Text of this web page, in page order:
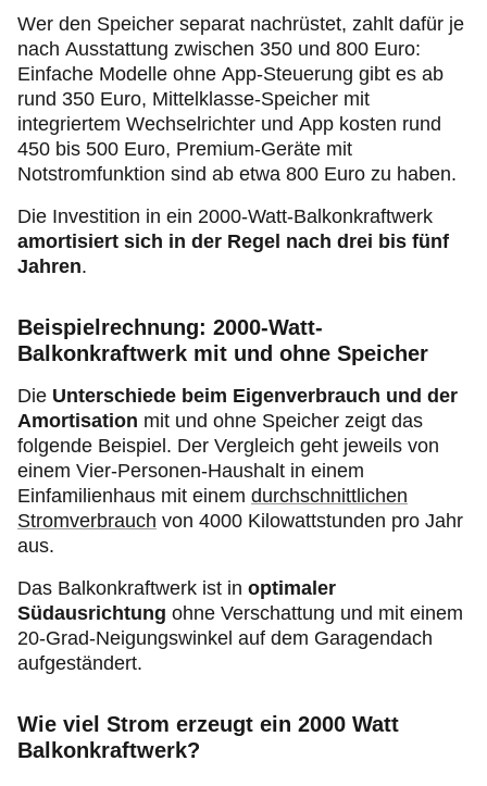
Wer den Speicher separat nachrüstet, zahlt dafür je
nach Ausstattung zwischen 350 und 800 Euro:
Einfache Modelle ohne App-Steuerung gibt es ab
rund 350 Euro, Mittelklasse-Speicher mit
integriertem Wechselrichter und App kosten rund
450 bis 500 Euro, Premium-Geräte mit
Notstromfunktion sind ab etwa 800 Euro zu haben.
Die Investition in ein 2000-Watt-Balkonkraftwerk
amortisiert sich in der Regel nach drei bis fünf
Jahren.
Beispielrechnung: 2000-Watt-
Balkonkraftwerk mit und ohne Speicher
Die Unterschiede beim Eigenverbrauch und der
Amortisation mit und ohne Speicher zeigt das
folgende Beispiel. Der Vergleich geht jeweils von
einem Vier-Personen-Haushalt in einem
Einfamilienhaus mit einem durchschnittlichen
Stromverbrauch von 4000 Kilowattstunden pro Jahr
aus.
Das Balkonkraftwerk ist in optimaler
Südausrichtung ohne Verschattung und mit einem
20-Grad-Neigungswinkel auf dem Garagendach
aufgeständert.
Wie viel Strom erzeugt ein 2000 Watt
Balkonkraftwerk?